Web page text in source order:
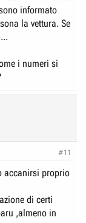
informato
la vettura. Se
i numeri si
#11
accanirsi proprio
di certi
,almeno in